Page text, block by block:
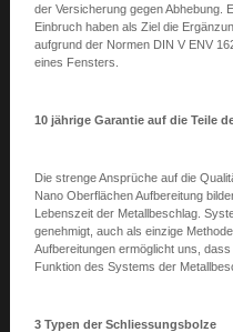
der Versicherung gegen Abhebung.
Einbruch haben als Ziel die
aufgrund der Normen DIN V ENV
eines Fensters.
10 jährige Garantie auf die Teile
Die strenge Ansprüche auf die
Nano Oberflächen Aufbereitung
Lebenszeit der Metallbeschlag.
genehmigt, auch als einzige
Aufbereitungen ermöglicht uns,
Funktion des Systems der
3 Typen der Schliessungsbolze